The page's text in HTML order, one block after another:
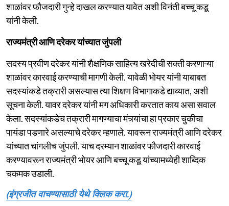
शाळांवर फौजदारी गुन्हे दाखल करण्यात यावेत अशी विनंती बच्चू कडू
यांनी केली.
राज्यमंत्री आणि दरेकर यांच्यात जुंपली
सदस्य प्रवीण दरेकर यांनी शैक्षणिक साहित्य खरेदीची सक्ती करणाऱ्या
शाळांवर कारवाई करण्याची मागणी केली. यावेळी भोयर यांनी याबाबत
सदस्यांकडे तक्रारी असल्यास त्या शिक्षण विभागाकडे द्याव्यात, अशी
सूचना केली. यावर दरेकर यांनी मग अधिकारी करतात काय असा सवाल
केला. सदस्यांकडेच तक्रारी मागण्याचा मंत्र्यांचा हा प्रकार चुकीचा
पायंडा पडणारे असल्याचे दरेकर म्हणाले. यावरून राज्यमंत्री आणि दरेकर
यांच्यात चांगलीच जुंपली. याच दरम्यान शाळांवर फौजदारी कारवाई
करण्यावरून राज्यमंत्री भोयर आणि बच्चू कडू यांच्यामध्येही शाब्दिक
चकमक उडाली.
(इंग्रजीत वाचण्यासाठी येथे क्लिक करा.)